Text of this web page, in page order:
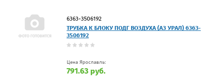
6363-3506192
ТРУБКА К БЛОКУ ПОДГ ВОЗДУХА (АЗ УРАЛ) 6363-
3506192
Цена Ярославль:
791.63 руб.